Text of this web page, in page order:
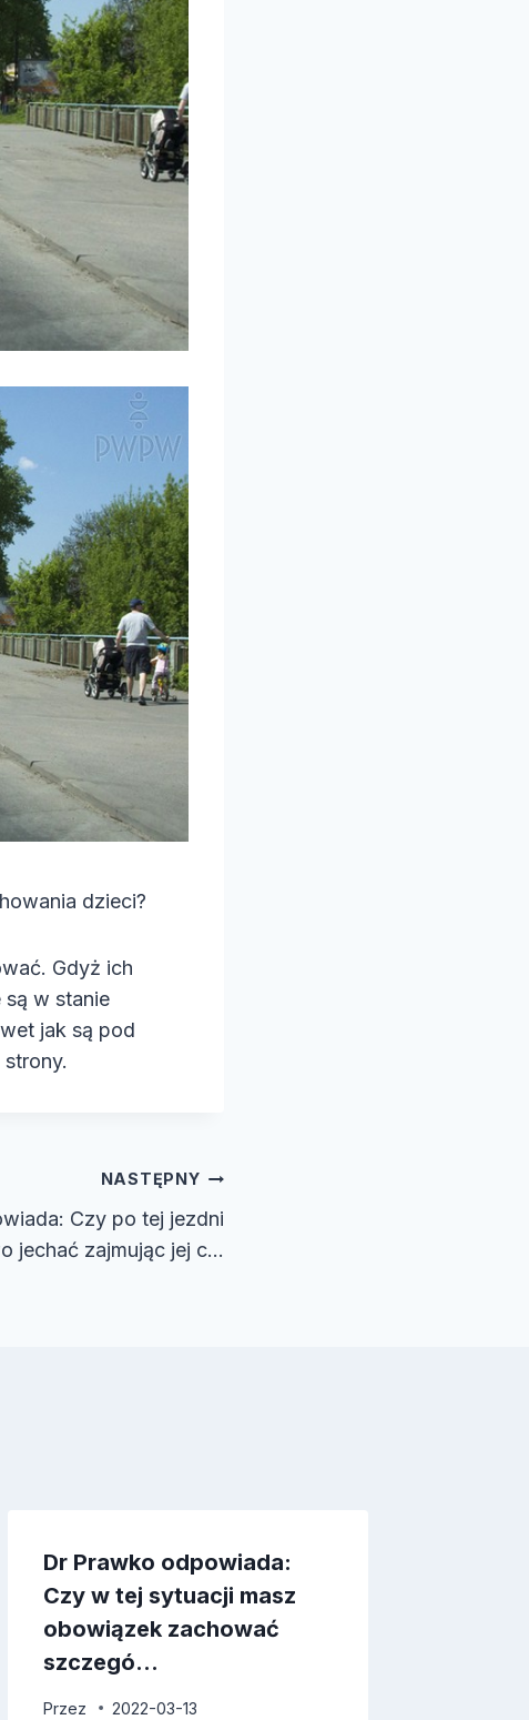
dzieci?
Gdyż ich
w stanie
jak są pod
NASTĘPNY
Czy po tej jezdni
jechać zajmując jej c…
Dr Prawko odpowiada:
Czy w tej sytuacji masz
obowiązek zachować
szczegó…
Przez 2022-03-13